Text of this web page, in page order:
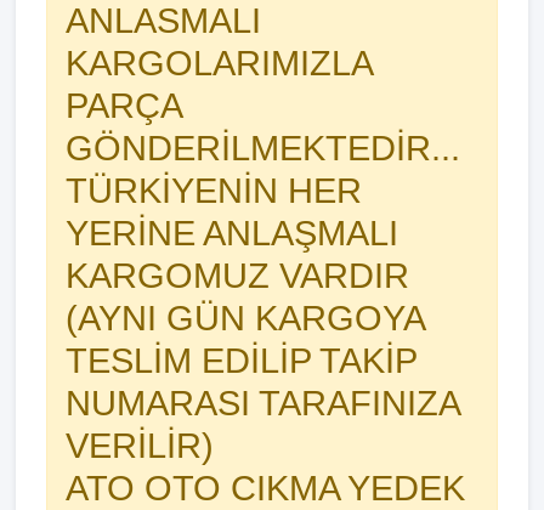
ANLASMALI
KARGOLARIMIZLA
PARÇA
GÖNDERİLMEKTEDİR...
TÜRKİYENİN HER
YERİNE ANLAŞMALI
KARGOMUZ VARDIR
(AYNI GÜN KARGOYA
TESLİM EDİLİP TAKİP
NUMARASI TARAFINIZA
VERİLİR)
ATO OTO CIKMA YEDEK